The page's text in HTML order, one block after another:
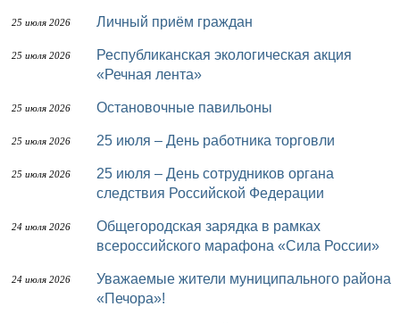
25 июля 2026 Личный приём граждан
25 июля 2026
Республиканская экологическая акция
«Речная лента»
25 июля 2026 Остановочные павильоны
25 июля 2026 25 июля – День работника торговли
25 июля 2026
25 июля – День сотрудников органа
следствия Российской Федерации
24 июля 2026
Общегородская зарядка в рамках
всероссийского марафона «Сила России»
24 июля 2026
Уважаемые жители муниципального района
«Печора»!